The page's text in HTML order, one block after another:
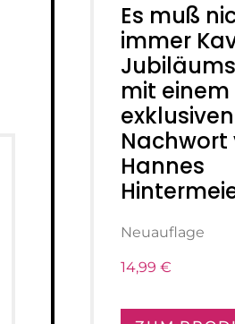
Es muß
immer
mit einem
exklusiven
Nachwort
Hannes
Neuauflage
14,99 €